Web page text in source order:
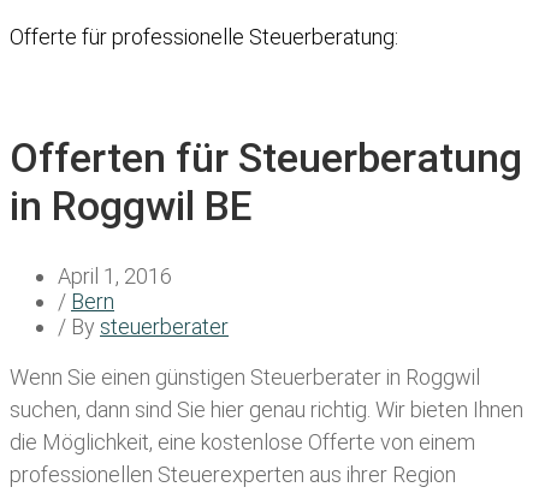
Offerte für professionelle Steuerberatung:
Offerten für Steuerberatung
in Roggwil BE
April 1, 2016
/ Bern
/ By steuerberater
Wenn Sie einen günstigen Steuerberater in Roggwil
suchen, dann sind Sie hier genau richtig. Wir bieten Ihnen
die Möglichkeit, eine kostenlose Offerte von einem
professionellen Steuerexperten aus ihrer Region